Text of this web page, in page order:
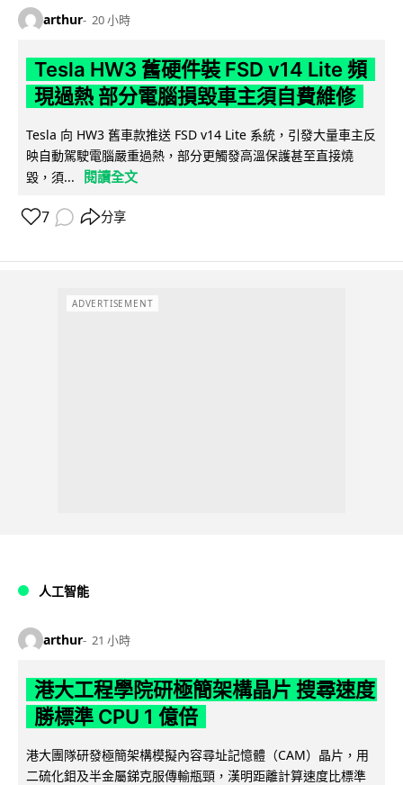
arthur 20 小時
Tesla HW3 舊硬件裝 FSD v14 Lite 頻
現過熱 部分電腦損毀車主須自費維修
Tesla 向 HW3 舊車款推送 FSD v14 Lite 系統，引發大量車主反
映自動駕駛電腦嚴重過熱，部分更觸發高溫保護甚至直接燒
毀，須...
閱讀全文
7 分享
ADVERTISEMENT
人工智能
arthur 21 小時
港大工程學院研極簡架構晶片 搜尋速度
勝標準 CPU 1 億倍
港大團隊研發極簡架構模擬內容尋址記憶體（CAM）晶片，用
二硫化鉬及半金屬銻克服傳輸瓶頸，漢明距離計算速度比標準